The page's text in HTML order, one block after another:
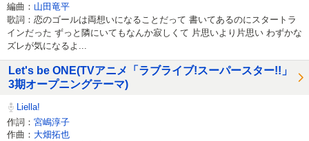
編曲： 山田竜平
歌詞：恋のゴールは両想いになることだって 書いてあるのにスタートラ
インだった ずっと隣にいてもなんか寂しくて 片思いより片思い わずかな
ズレが気になるよ...
Let's be ONE(TVアニメ「ラブライブ!スーパースター!!」
3期オープニングテーマ)
Liella!
作詞： 宮嶋淳子
作曲： 大畑拓也